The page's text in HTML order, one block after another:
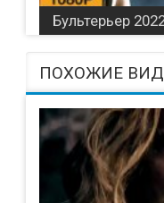
Бультерьер
ПОХОЖИЕ